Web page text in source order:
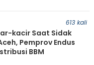
613 kali
kacir Saat Sidak
Pemprov Endus
BBM